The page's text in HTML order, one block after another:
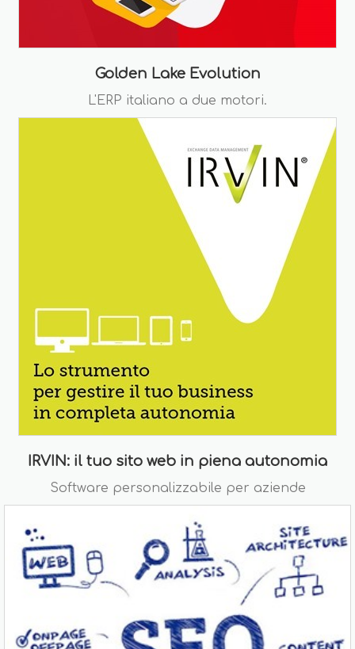
Golden Lake Evolution
L'ERP italiano a due motori.
IRVIN: il tuo sito web in piena autonomia
Software personalizzabile per aziende